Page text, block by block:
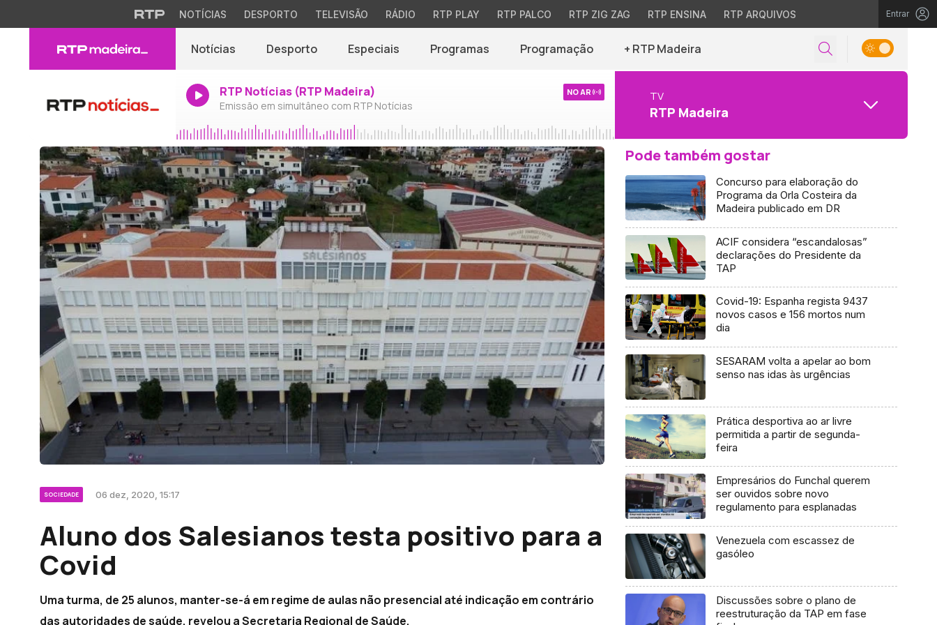
NOTÍCIAS DESPORTO TELEVISÃO RÁDIO RTP PLAY RTP PALCO RTP ZIG ZAG RTP ENSINA RTP ARQUIVOS Entrar
Notícias Desporto Especiais Programas Programação + RTP Madeira
RTP Notícias (RTP Madeira)
Emissão em simultâneo com RTP Notícias
NO AR TV
RTP Madeira
SOCIEDADE 06 dez, 2020, 15:17
Aluno dos Salesianos testa positivo para a
Covid
Uma turma, de 25 alunos, manter-se-á em regime de aulas não presencial até indicação em contrário
das autoridades de saúde, revelou a Secretaria Regional de Saúde.
Pode também gostar
Concurso para elaboração do
Programa da Orla Costeira da
Madeira publicado em DR
ACIF considera “escandalosas”
declarações do Presidente da
TAP
Covid-19: Espanha regista 9437
novos casos e 156 mortos num
dia
SESARAM volta a apelar ao bom
senso nas idas às urgências
Prática desportiva ao ar livre
permitida a partir de segunda-
feira
Empresários do Funchal querem
ser ouvidos sobre novo
regulamento para esplanadas
Venezuela com escassez de
gasóleo
Discussões sobre o plano de
reestruturação da TAP em fase